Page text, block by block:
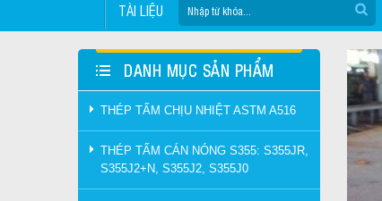
TÀI LIỆU
DANH MỤC SẢN PHẨM
THÉP TẤM CHỊU NHIỆT ASTM A516
THÉP TẤM CÁN NÓNG S355: S355JR,
S355J2+N, S355J2, S355J0